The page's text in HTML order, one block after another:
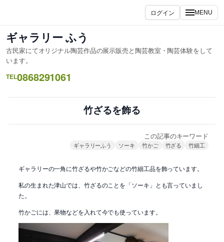
ス
キ
ッ
プ
ログイン MENU
ギャラリー ふう
古民家にてオリジナル陶芸作品の展示販売と陶芸教室・陶芸体験をして
います。
TEL0868291061
竹ざるを飾る
この記事のキーワード
ギャラリーふう ソーキ 竹かご 竹ざる 竹細工
ギャラリーの一角に竹ざるや竹かごなどの竹細工品を飾っています。
私の生まれた津山では、竹ざるのことを「ソーキ」とも言っていまし
た。
竹かごには、果物などを入れて今でも使っています。